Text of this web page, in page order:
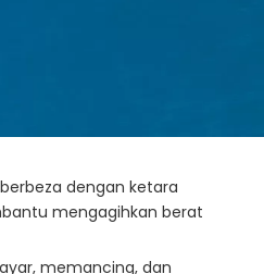
dengan ketara
mengagihkan berat
memancing, dan